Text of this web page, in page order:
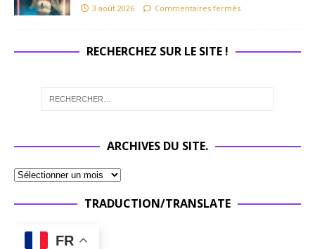
3 août 2026 Commentaires fermés
RECHERCHEZ SUR LE SITE !
ARCHIVES DU SITE.
TRADUCTION/TRANSLATE
FR